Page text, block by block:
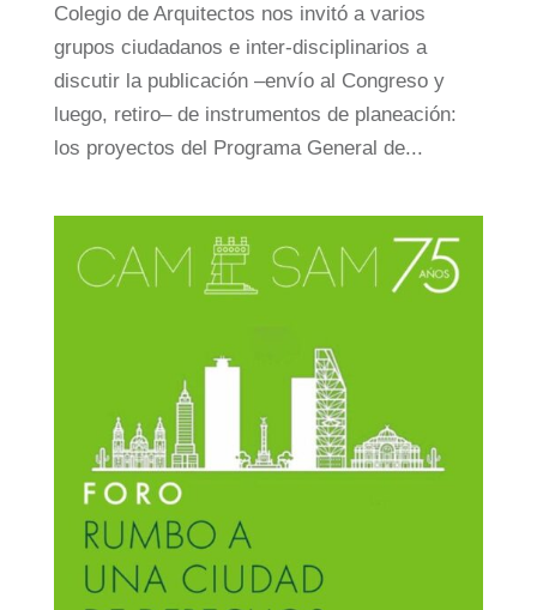
Colegio de Arquitectos nos invitó a varios
grupos ciudadanos e inter-disciplinarios a
discutir la publicación –envío al Congreso y
luego, retiro– de instrumentos de planeación:
los proyectos del Programa General de...